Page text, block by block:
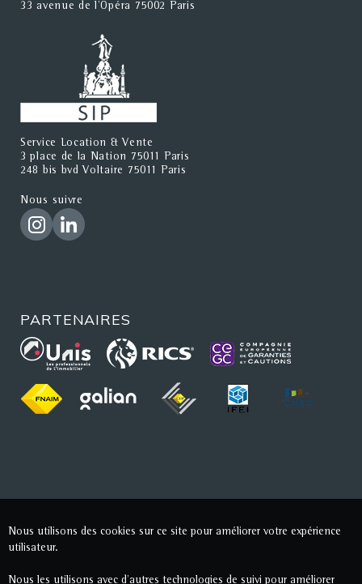
33 avenue de l'Opéra 75002 Paris
Service Location & Vente
3 place de la Nation 75011 Paris
248 bis bvd Voltaire 75011 Paris
Nous suivre
PARTENAIRES
Nous utilisons des cookies sur ce site pour améliorer votre expérience
utilisateur.
Nous les utilisons avec d'autres technologies de suivi pour améliorer